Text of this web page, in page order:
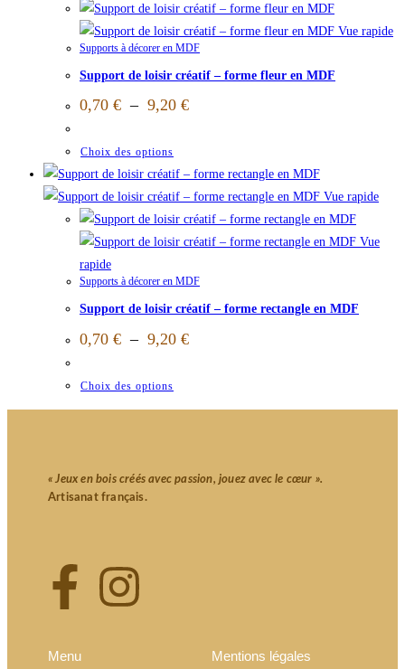
Vue rapide
Supports à décorer en MDF
Support de loisir créatif – forme fleur en MDF
0,70 € – 9,20 €
Choix des options
Vue rapide
Vue
rapide
Supports à décorer en MDF
Support de loisir créatif – forme rectangle en MDF
0,70 € – 9,20 €
Choix des options
« Jeux en bois créés avec passion, jouez avec le cœur ».
Artisanat français.
Menu Mentions légales